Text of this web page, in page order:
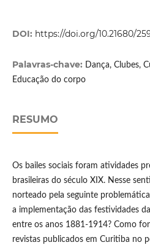
DOI: https://doi.org/10.21680/
Palavras-chave: Dança, Clubes,
Educação do corpo
RESUMO
Os bailes sociais foram atividades
brasileiras do século XIX. Nesse
norteado pela seguinte
a implementação das festividades
entre os anos 1881-1914? Como
revistas publicados em Curitiba no